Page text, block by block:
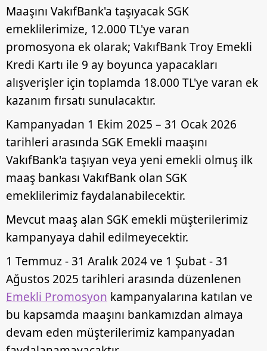
Maaşını VakıfBank'a taşıyacak SGK
emeklilerimize, 12.000 TL'ye varan
promosyona ek olarak; VakıfBank Troy Emekli
Kredi Kartı ile 9 ay boyunca yapacakları
alışverişler için toplamda 18.000 TL'ye varan ek
kazanım fırsatı sunulacaktır.
Kampanyadan 1 Ekim 2025 – 31 Ocak 2026
tarihleri arasında SGK Emekli maaşını
VakıfBank'a taşıyan veya yeni emekli olmuş ilk
maaş bankası VakıfBank olan SGK
emeklilerimiz faydalanabilecektir.
Mevcut maaş alan SGK emekli müşterilerimiz
kampanyaya dahil edilmeyecektir.
1 Temmuz - 31 Aralık 2024 ve 1 Şubat - 31
Ağustos 2025 tarihleri arasında düzenlenen
Emekli Promosyon kampanyalarına katılan ve
bu kapsamda maaşını bankamızdan almaya
devam eden müşterilerimiz kampanyadan